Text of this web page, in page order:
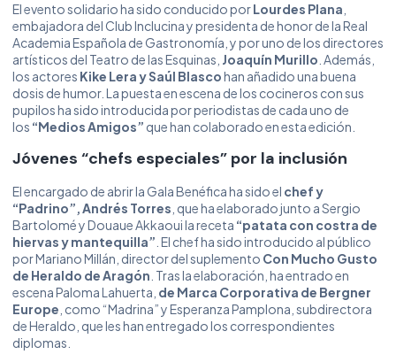
El evento solidario ha sido conducido porLourdes Plana
embajadora del Club Inclucina y presidenta de honor de la Real
Academia Española de Gastronomía, y por uno de los directores
artísticos del Teatro de las Esquinas, Joaquín Murillo . Además,
los actores Kike Lera y Saúl Blascohan añadido una buena
dosis de humor. La puesta en escena de los cocineros con sus
pupilos ha sido introducida por periodistas de cada uno de
los “Medios Amigos” que han colaborado en esta edición.
Jóvenes “chefs especiales” por la inclusión
El encargado de abrir la Gala Benéfica ha sido el chef y
“Padrino”, Andrés Torres , que ha elaborado junto a Sergio
Bartolomé y Douaue Akkaoui la receta “patata con costra de
hiervas y mantequilla” . El chef ha sido introducido al público
por Mariano Millán, director del suplemento Con Mucho Gusto
de Heraldo de Aragón . Tras la elaboración, ha entrado en
escena Paloma Lahuerta, de Marca Corporativa de Bergner
Europe , como “Madrina” y Esperanza Pamplona, subdirectora
de Heraldo, que les han entregado los correspondientes
diplomas.